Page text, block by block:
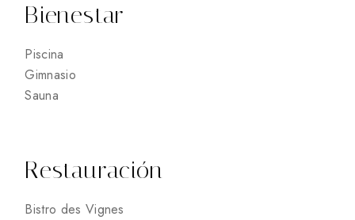
Bienestar
Piscina
Gimnasio
Sauna
Restauración
Bistro des Vignes